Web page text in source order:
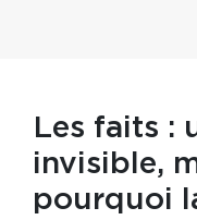
Les faits :
invisible,
pourquoi